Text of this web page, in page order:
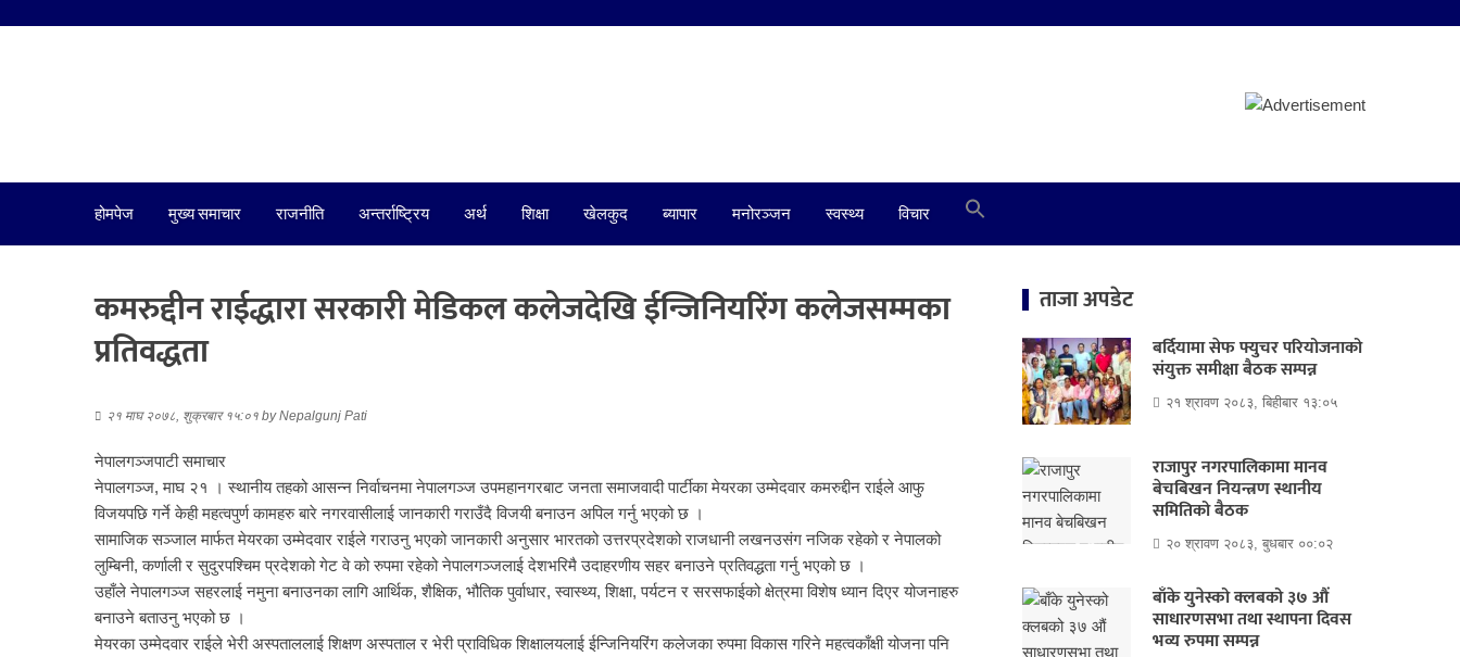
होमपेज मुख्य समाचार राजनीति अन्तर्राष्ट्रिय अर्थ शिक्षा खेलकुद ब्यापार मनोरञ्जन स्वस्थ्य विचार
कमरुद्दीन राईद्धारा सरकारी मेडिकल कलेजदेखि ईन्जिनियरिंग कलेजसम्मका
प्रतिवद्धता
२१ माघ २०७८, शुक्रबार १५:०१ byNepalgunj Pati
नेपालगञ्जपाटी समाचार
नेपालगञ्ज, माघ २१ । स्थानीय तहको आसन्न निर्वाचनमा नेपालगञ्ज उपमहानगरबाट जनता समाजवादी पार्टीका मेयरका उम्मेदवार कमरुद्दीन राईले आफु
विजयपछि गर्ने केही महत्वपुर्ण कामहरु बारे नगरवासीलाई जानकारी गराउँदै विजयी बनाउन अपिल गर्नु भएको छ ।
सामाजिक सञ्जाल मार्फत मेयरका उम्मेदवार राईले गराउनु भएको जानकारी अनुसार भारतको उत्तरप्रदेशको राजधानी लखनउसंग नजिक रहेको र नेपालको
लुम्बिनी, कर्णाली र सुदुरपश्चिम प्रदेशको गेट वे को रुपमा रहेको नेपालगञ्जलाई देशभरिमै उदाहरणीय सहर बनाउने प्रतिवद्धता गर्नु भएको छ ।
उहाँले नेपालगञ्ज सहरलाई नमुना बनाउनका लागि आर्थिक, शैक्षिक, भौतिक पुर्वाधार, स्वास्थ्य, शिक्षा, पर्यटन र सरसफाईको क्षेत्रमा विशेष ध्यान दिएर योजनाहरु
बनाउने बताउनु भएको छ ।
मेयरका उम्मेदवार राईले भेरी अस्पताललाई शिक्षण अस्पताल र भेरी प्राविधिक शिक्षालयलाई ईन्जिनियरिंग कलेजका रुपमा विकास गरिने महत्वकाँक्षी योजना पनि
ताजा अपडेट
बर्दियामा सेफ फ्युचर परियोजनाको
संयुक्त समीक्षा बैठक सम्पन्न
२१ श्रावण २०८३, बिहीबार १३:०५
राजापुर नगरपालिकामा मानव
बेचबिखन नियन्त्रण स्थानीय
समितिको बैठक
२० श्रावण २०८३, बुधबार ००:०२
बाँके युनेस्को क्लबको ३७ औं
साधारणसभा तथा स्थापना दिवस
भव्य रुपमा सम्पन्न